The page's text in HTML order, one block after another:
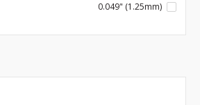
0.049" (1.25mm)